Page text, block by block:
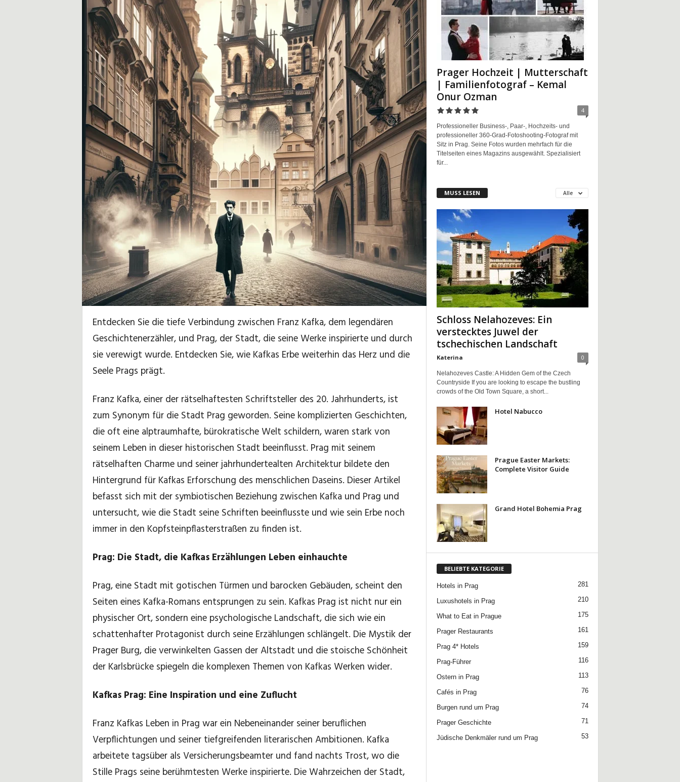
b
,
R
e
h
i
n
w
e
i
e
u
d
t
p
p
Entdecken Sie die tiefe Verbindung zwischen Franz Kafka, dem legendären
Geschichtenerzähler, und Prag, der Stadt, die seine Werke inspirierte und durch
sie verewigt wurde. Entdecken Sie, wie Kafkas Erbe weiterhin das Herz und die
Seele Prags prägt.
Franz Kafka, einer der rätselhaftesten Schriftsteller des 20. Jahrhunderts, ist
zum Synonym für die Stadt Prag geworden. Seine komplizierten Geschichten,
die oft eine alptraumhafte, bürokratische Welt schildern, waren stark von
seinem Leben in dieser historischen Stadt beeinflusst. Prag mit seinem
rätselhaften Charme und seiner jahrhundertealten Architektur bildete den
Hintergrund für Kafkas Erforschung des menschlichen Daseins. Dieser Artikel
befasst sich mit der symbiotischen Beziehung zwischen Kafka und Prag und
untersucht, wie die Stadt seine Schriften beeinflusste und wie sein Erbe noch
immer in den Kopfsteinpflasterstraßen zu finden ist.
Prag: Die Stadt, die Kafkas Erzählungen Leben einhauchte
Prag, eine Stadt mit gotischen Türmen und barocken Gebäuden, scheint den
Seiten eines Kafka-Romans entsprungen zu sein. Kafkas Prag ist nicht nur ein
physischer Ort, sondern eine psychologische Landschaft, die sich wie ein
schattenhafter Protagonist durch seine Erzählungen schlängelt. Die Mystik der
Prager Burg, die verwinkelten Gassen der Altstadt und die stoische Schönheit
der Karlsbrücke spiegeln die komplexen Themen von Kafkas Werken wider.
Kafkas Prag: Eine Inspiration und eine Zuflucht
Franz Kafkas Leben in Prag war ein Nebeneinander seiner beruflichen
Verpflichtungen und seiner tiefgreifenden literarischen Ambitionen. Kafka
arbeitete tagsüber als Versicherungsbeamter und fand nachts Trost, wo die
Stille Prags seine berühmtesten Werke inspirierte. Die Wahrzeichen der Stadt,
Prager Hochzeit | Mutterschaft
| Familienfotograf – Kemal
Onur Ozman
4
Professioneller Business-, Paar-, Hochzeits- und
professioneller 360-Grad-Fotoshooting-Fotograf mit
Sitz in Prag. Seine Fotos wurden mehrfach für die
Titelseiten eines Magazins ausgewählt. Spezialisiert
für...
MUSS LESEN Alle
Schloss Nelahozeves: Ein
verstecktes Juwel der
tschechischen Landschaft
Katerina 0
Nelahozeves Castle: A Hidden Gem of the Czech
Countryside If you are looking to escape the bustling
crowds of the Old Town Square, a short...
Hotel Nabucco
Prague Easter Markets:
Complete Visitor Guide
Grand Hotel Bohemia Prag
BELIEBTE KATEGORIE
Hotels in Prag 281
Luxushotels in Prag 210
What to Eat in Prague 175
Prager Restaurants 161
Prag 4* Hotels 159
Prag-Führer 116
Ostern in Prag 113
Cafés in Prag 76
Burgen rund um Prag 74
Prager Geschichte 71
Jüdische Denkmäler rund um Prag 53